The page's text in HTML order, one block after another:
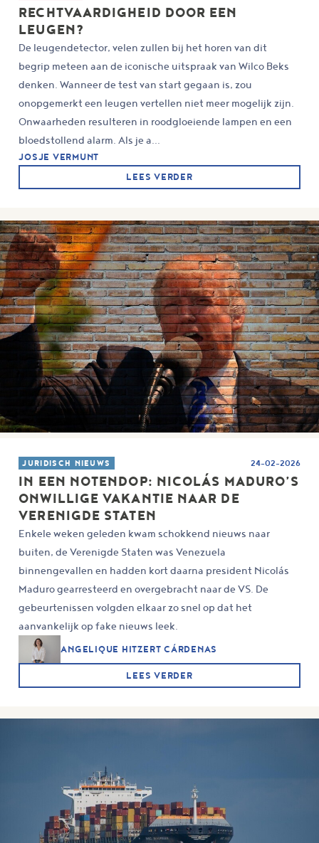
RECHTVAARDIGHEID DOOR EEN
LEUGEN?
De leugendetector, velen zullen bij het horen van dit
begrip meteen aan de iconische uitspraak van Wilco Beks
denken. Wanneer de test van start gegaan is, zou
onopgemerkt een leugen vertellen niet meer mogelijk zijn.
Onwaarheden resulteren in roodgloeiende lampen en een
bloedstollend alarm. Als je a...
JOSJE VERMUNT
LEES VERDER
IN EEN NOTENDOP: NICOLÁS MADURO’S
ONWILLIGE VAKANTIE NAAR DE
VERENIGDE STATEN
JURIDISCH NIEUWS 24-02-2026
Enkele weken geleden kwam schokkend nieuws naar
buiten, de Verenigde Staten was Venezuela
binnengevallen en hadden kort daarna president Nicolás
Maduro gearresteerd en overgebracht naar de VS. De
gebeurtenissen volgden elkaar zo snel op dat het
aanvankelijk op fake nieuws leek.
ANGELIQUE HITZERT CÁRDENAS
LEES VERDER